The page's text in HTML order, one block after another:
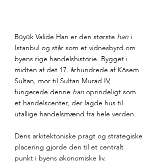
Büyük Valide Han er den største han i
Istanbul og står som et vidnesbyrd om
byens rige handelshistorie. Bygget i
midten af det 17. århundrede af Kösem
Sultan, mor til Sultan Murad IV,
fungerede denne han oprindeligt som
et handelscenter, der lagde hus til
utallige handelsmænd fra hele verden.
Dens arkitektoniske pragt og strategiske
placering gjorde den til et centralt
punkt i byens økonomiske liv.